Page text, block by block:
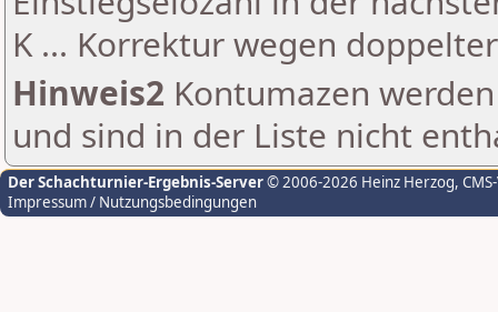
K ... Korrektur wegen
Hinweis2 Kontumazen
und sind in der Liste nicht
Der Schachturnier-Ergebnis-Server© 2006-2026 Heinz Herzog,
Impressum / Nutzungsbedingungen